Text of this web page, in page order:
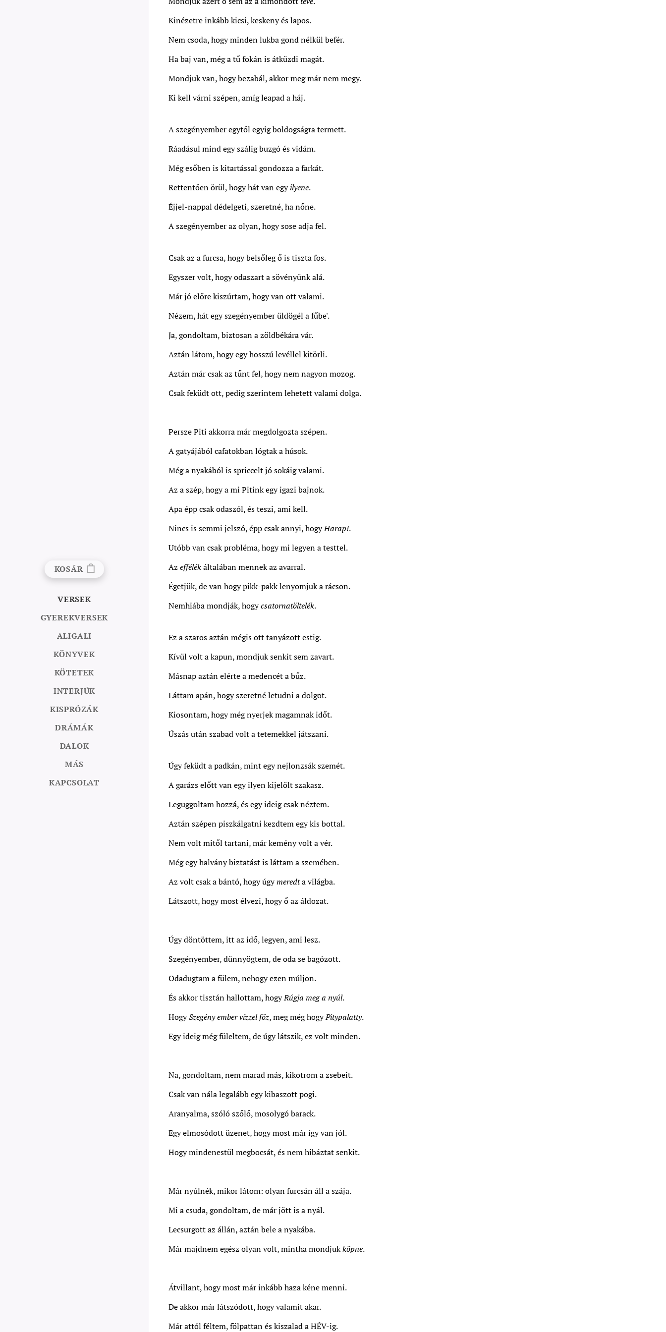
KOSÁR
VERSEK
GYEREKVERSEK
ALIGALI
KÖNYVEK
KÖTETEK
INTERJÚK
KISPRÓZÁK
DRÁMÁK
DALOK
MÁS
KAPCSOLAT
Kinézetre inkább kicsi, keskeny és lapos.
Nem csoda, hogy minden lukba gond nélkül befér.
Ha baj van, még a tű fokán is átküzdi magát.
Mondjuk van, hogy bezabál, akkor meg már nem megy.
Ki kell várni szépen, amíg leapad a háj.
A szegényember egytől egyig boldogságra termett.
Ráadásul mind egy szálig buzgó és vidám.
Még esőben is kitartással gondozza a farkát.
Rettentően örül, hogy hát van egyilyene.
Éjjel-nappal dédelgeti, szeretné, ha nőne.
A szegényember az olyan, hogy sose adja fel.
Csak az a furcsa, hogy belsőleg ő is tiszta fos.
Egyszer volt, hogy odaszart a sövényünk alá.
Már jó előre kiszúrtam, hogy van ott valami.
Nézem, hát egy szegényember üldögél a fűbe'.
Ja, gondoltam, biztosan a zöldbékára vár.
Aztán látom, hogy egy hosszú levéllel kitörli.
Aztán már csak az tűnt fel, hogy nem nagyon mozog.
Csak feküdt ott, pedig szerintem lehetett valami dolga.
Persze Piti akkorra már megdolgozta szépen.
A gatyájából cafatokban lógtak a húsok.
Még a nyakából is spriccelt jó sokáig valami.
Az a szép, hogy a mi Pitink egy igazi bajnok.
Apa épp csak odaszól, és teszi, ami kell.
Nincs is semmi jelszó, épp csak annyi, hogyHarap!.
Utóbb van csak probléma, hogy mi legyen a testtel.
Az effélékáltalában mennek az avarral.
Égetjük, de van hogy pikk-pakk lenyomjuk a rácson.
Nemhiába mondják, hogycsatornatöltelék.
Ez a szaros aztán mégis ott tanyázott estig.
Kívül volt a kapun, mondjuk senkit sem zavart.
Másnap aztán elérte a medencét a bűz.
Láttam apán, hogy szeretné letudni a dolgot.
Kiosontam, hogy még nyerjek magamnak időt.
Úszás után szabad volt a tetemekkel játszani.
Úgy feküdt a padkán, mint egy nejlonzsák szemét.
A garázs előtt van egy ilyen kijelölt szakasz.
Leguggoltam hozzá, és egy ideig csak néztem.
Aztán szépen piszkálgatni kezdtem egy kis bottal.
Nem volt mitől tartani, már kemény volt a vér.
Még egy halvány biztatást is láttam a szemében.
Az volt csak a bántó, hogy úgymeredta világba.
Látszott, hogy most élvezi, hogy ő az áldozat.
Úgy döntöttem, itt az idő, legyen, ami lesz.
Szegényember, dünnyögtem, de oda se bagózott.
Odadugtam a fülem, nehogy ezen múljon.
És akkor tisztán hallottam, hogyRúgja meg a nyúl.
HogySzegény ember vízzel főz, meg még hogyPitypalatty.
Egy ideig még füleltem, de úgy látszik, ez volt minden.
Na, gondoltam, nem marad más, kikotrom a zsebeit.
Csak van nála legalább egy kibaszott pogi.
Aranyalma, szóló szőlő, mosolygó barack.
Egy elmosódott üzenet, hogy most már így van jól.
Hogy mindenestül megbocsát, és nem hibáztat senkit.
Már nyúlnék, mikor látom: olyan furcsán áll a szája.
Mi a csuda, gondoltam, de már jött is a nyál.
Lecsurgott az állán, aztán bele a nyakába.
Már majdnem egész olyan volt, mintha mondjukköpne.
Átvillant, hogy most már inkább haza kéne menni.
De akkor már látszódott, hogy valamit akar.
Már attól féltem, fölpattan és kiszalad a HÉV-ig.